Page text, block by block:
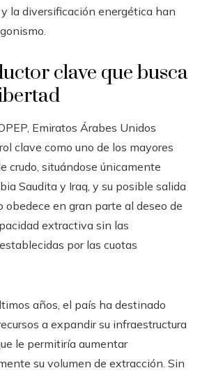
la diversificación energética han
clave que busca
Emiratos Árabes Unidos
clave como uno de los mayores
crudo, situándose únicamente
Saudita y Iraq, y su posible salida
obedece en gran parte al deseo de
extractiva sin las
por las cuotas
años, el país ha destinado
a expandir su infraestructura
le permitiría aumentar
su volumen de extracción. Sin